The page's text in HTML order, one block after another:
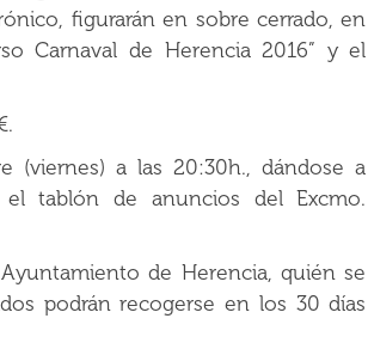
figurarán en sobre cerrado, en
Carnaval de Herencia 2016” y el
(viernes) a las 20:30h., dándose a
tablón de anuncios del Excmo.
de Herencia, quién se
podrán recogerse en los 30 días